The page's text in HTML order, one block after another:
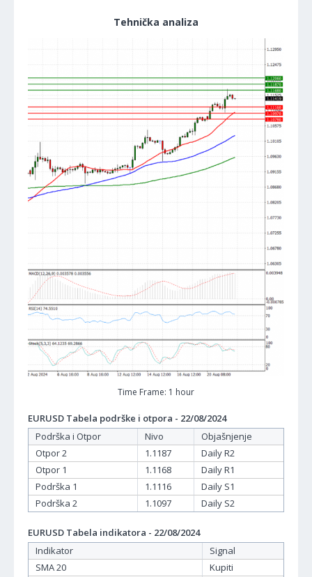
Tehnička analiza
Time Frame: 1 hour
EURUSD Tabela podrške i otpora - 22/08/2024
Podrška i Otpor
Nivo
Objašnjenje
Otpor 2
1.1187
Daily R2
Otpor 1
1.1168
Daily R1
Podrška 1
1.1116
Daily S1
Podrška 2
1.1097 Daily S2
EURUSD Tabela indikatora - 22/08/2024
Indikator
Signal
SMA 20
Kupiti